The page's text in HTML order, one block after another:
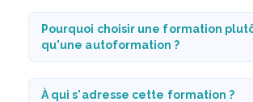
Pourquoi choisir une formation
qu'une autoformation ?
À qui s'adresse cette formation ?